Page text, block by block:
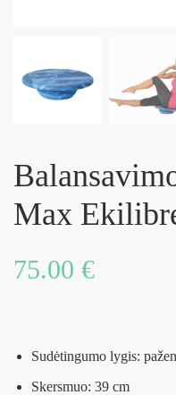
Max
75.00 €
Sudėtingumo lygis:
Skersmuo: 39 cm